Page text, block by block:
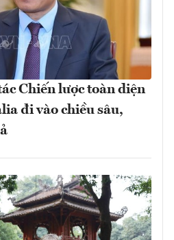
Chiến lược toàn diện
đi vào chiều sâu,